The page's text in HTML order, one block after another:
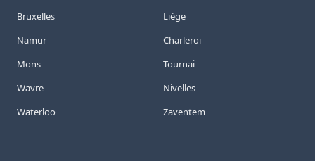
Bruxelles
Liège
Namur
Charleroi
Mons
Tournai
Wavre
Nivelles
Waterloo
Zaventem